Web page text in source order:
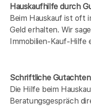
Hauskaufhilfe durch
Beim Hauskauf ist oft
Geld erhalten. Wir
Immobilien-Kauf-Hilfe
Schriftliche
Die Hilfe beim
Beratungsgespräch